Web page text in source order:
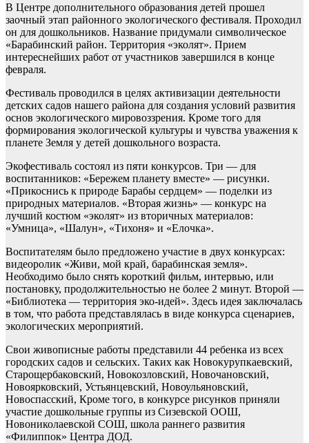
В Центре дополнительного образования детей прошел
заочный этап районного экологического фестиваля. Проходил
он для дошкольников. Название придумали символическое
«Барабинский район. Территория «эколят». Прием
интереснейших работ от участников завершился в конце
февраля.
Фестиваль проводился в целях активизации деятельности
детских садов нашего района для создания условий развития
основ экологического мировоззрения. Кроме того для
формирования экологической культуры и чувства уважения к
планете Земля у детей дошкольного возраста.
Экофестиваль состоял из пяти конкурсов. Три — для
воспитанников: «Бережем планету вместе» — рисунки.
«Прикоснись к природе Барабы сердцем» — поделки из
природных материалов. «Вторая жизнь» — конкурс на
лучший костюм «эколят» из вторичных материалов:
«Умница», «Шалун», «Тихоня» и «Елочка».
Воспитателям было предложено участие в двух конкурсах:
видеоролик «Живи, мой край, барабинская земля».
Необходимо было снять короткий фильм, интервью, или
постановку, продолжительностью не более 2 минут. Второй —
«Библиотека — территория эко-идей». Здесь идея заключалась
в том, что работа представлялась в виде конкурса сценариев,
экологических мероприятий.
Свои живописные работы представили 44 ребенка из всех
городских садов и сельских. Таких как Новокурупкаевский,
Старощербаковский, Новокозловский, Новочановский,
Новоярковский, Устьянцевский, Новоульяновский,
Новоспасский, Кроме того, в конкурсе рисунков приняли
участие дошкольные группы из Сизевской ООШ,
Новониколаевской СОШ, школа раннего развития
«Филиппок» Центра ДОД.